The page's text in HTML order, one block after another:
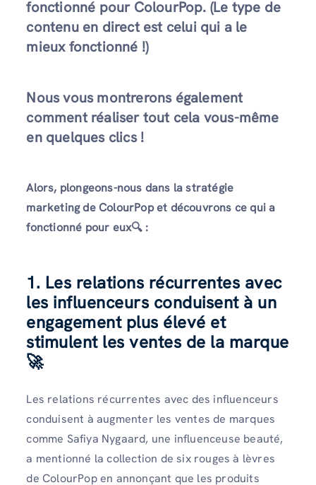
fonctionné pour ColourPop. (Le type de
contenu en direct est celui qui a le
mieux fonctionné !)
Nous vous montrerons également
comment réaliser tout cela vous-même
en quelques clics !
Alors, plongeons-nous dans la stratégie
marketing de ColourPop et découvrons ce qui a
fonctionné pour eux🔍 :
1. Les relations récurrentes avec
les influenceurs conduisent à un
engagement plus élevé et
stimulent les ventes de la marque
🚀
Les relations récurrentes avec des influenceurs
conduisent à augmenter les ventes de marques
comme Safiya Nygaard, une influenceuse beauté,
a mentionné la collection de six rouges à lèvres
de ColourPop en annonçant que les produits